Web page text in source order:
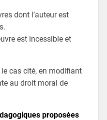
dont l’auteur est
est incessible et
cas cité, en modifiant
au droit moral de
proposées